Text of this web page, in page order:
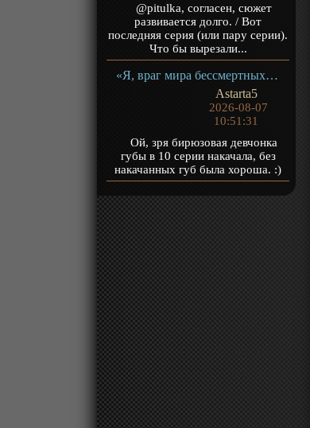
@pitulka, согласен, сюжет
развивается долго. / Вот
последняя серия (или пару серии).
Что бы вырезали...
«Я, враг мира бессмертных» ТВ-1
Astarta5
2026-08-07
10:51:31
Ой, зря бирюзовая девчонка
губы в 10 серии накачала, без
накачанных губ была хороша. :)